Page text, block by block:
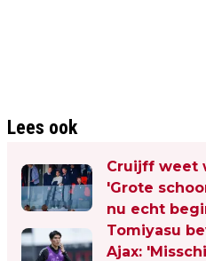
Lees ook
Cruijff weet
'Grote
nu echt
Tomiyasu
Ajax: